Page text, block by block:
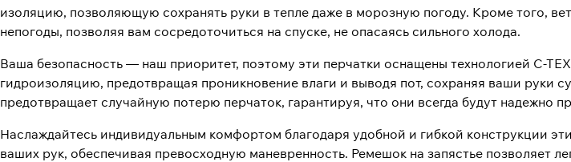
изоляцию, позволяющую сохранять руки в тепле даже в морозную погоду. Кроме того,
непогоды, позволяя вам сосредоточиться на спуске, не опасаясь сильного холода.
Ваша безопасность — наш приоритет, поэтому эти перчатки оснащены технологией C-
гидроизоляцию, предотвращая проникновение влаги и выводя пот, сохраняя ваши руки
предотвращает случайную потерю перчаток, гарантируя, что они всегда будут надежно
Наслаждайтесь индивидуальным комфортом благодаря удобной и гибкой конструкции
ваших рук, обеспечивая превосходную маневренность. Ремешок на запястье позволяет